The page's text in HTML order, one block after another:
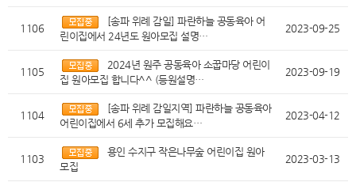
1106
[송파 위례 감일] 파란하늘 공동육아 어
린이집에서 24년도 원아모집 설명…
2023-09-25
1105
2024년 원주 공동육아 소꿉마당 어린이
집 원아모집 합니다^^ (등원설명…
2023-09-19
1104
[송파 위례 감일지역] 파란하늘 공동육아
어린이집에서 6세 추가 모집해요…
2023-04-12
1103
용인 수지구 작은나무숲 어린이집 원아
모집
2023-03-13